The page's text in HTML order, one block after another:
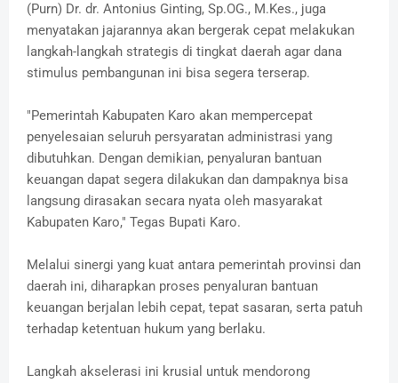
(Purn) Dr. dr. Antonius Ginting, Sp.OG., M.Kes., juga
menyatakan jajarannya akan bergerak cepat melakukan
langkah-langkah strategis di tingkat daerah agar dana
stimulus pembangunan ini bisa segera terserap.
"Pemerintah Kabupaten Karo akan mempercepat
penyelesaian seluruh persyaratan administrasi yang
dibutuhkan. Dengan demikian, penyaluran bantuan
keuangan dapat segera dilakukan dan dampaknya bisa
langsung dirasakan secara nyata oleh masyarakat
Kabupaten Karo," Tegas Bupati Karo.
Melalui sinergi yang kuat antara pemerintah provinsi dan
daerah ini, diharapkan proses penyaluran bantuan
keuangan berjalan lebih cepat, tepat sasaran, serta patuh
terhadap ketentuan hukum yang berlaku.
Langkah akselerasi ini krusial untuk mendorong